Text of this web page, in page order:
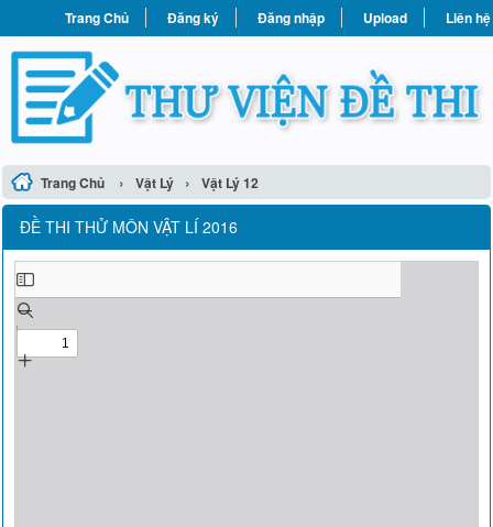
Trang Chủ Đăng ký Đăng nhập Upload Liên hệ
Trang Chủ › Vật Lý › Vật Lý 12
ĐỀ THI THỬ MÔN VẬT LÍ 2016